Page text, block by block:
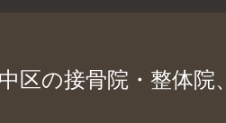
区の接骨院・整体院